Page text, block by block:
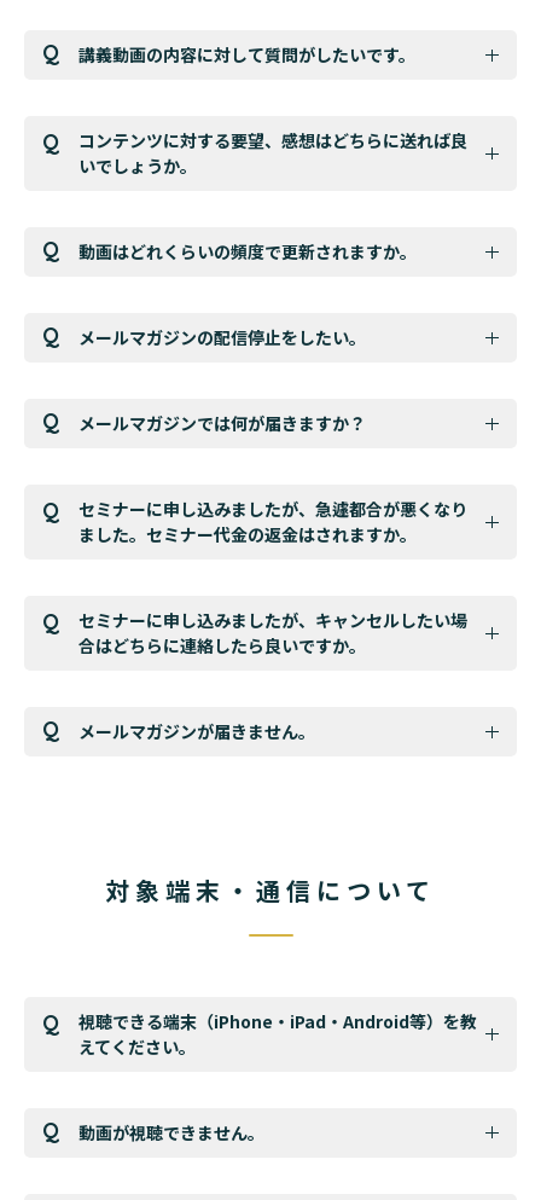
講義動画の内容に対して質問がしたいです。
コンテンツに対する要望、感想はどちらに送れば良
いでしょうか。
動画はどれくらいの頻度で更新されますか。
メールマガジンの配信停止をしたい。
メールマガジンでは何が届きますか？
セミナーに申し込みましたが、急遽都合が悪くなり
ました。セミナー代金の返金はされますか。
セミナーに申し込みましたが、キャンセルしたい場
合はどちらに連絡したら良いですか。
メールマガジンが届きません。
対象端末・通信について
視聴できる端末（iPhone・iPad・Android等）を教
えてください。
動画が視聴できません。